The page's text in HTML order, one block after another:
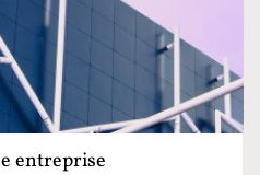
entreprise